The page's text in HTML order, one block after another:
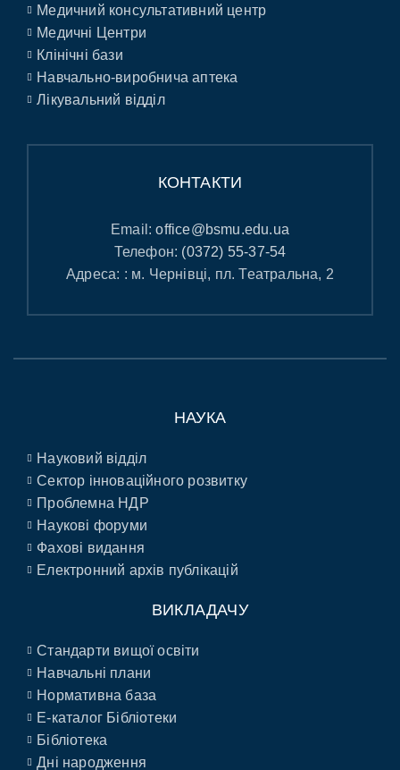
Медичний консультативний центр
Медичні Центри
Клінічні бази
Навчально-виробнича аптека
Лікувальний відділ
КОНТАКТИ
Email:office@bsmu.edu.ua
Телефон: (0372) 55-37-54
Адреса: : м. Чернівці, пл. Театральна, 2
НАУКА
Науковий відділ
Сектор інноваційного розвитку
Проблемна НДР
Наукові форуми
Фахові видання
Електронний архів публікацій
ВИКЛАДАЧУ
Стандарти вищої освіти
Навчальні плани
Нормативна база
E-каталог Бібліотеки
Бібліотека
Дні народження